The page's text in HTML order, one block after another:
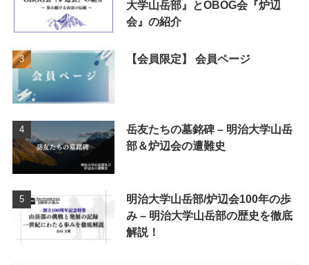
大学山岳部』とOBOG会『炉辺
会』の紹介
【会員限定】 会員ページ
岳友たちの墓銘碑 – 明治大学山岳
部＆炉辺会の遭難史
明治大学山岳部/炉辺会100年の歩
み – 明治大学山岳部の歴史を徹底
解説！